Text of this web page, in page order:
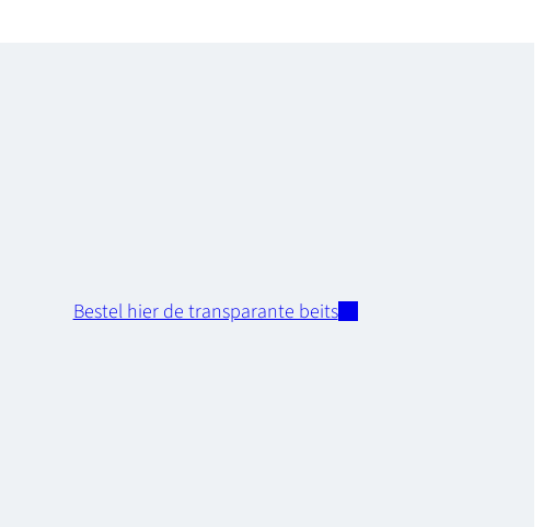
Bestel hier de transparante beits